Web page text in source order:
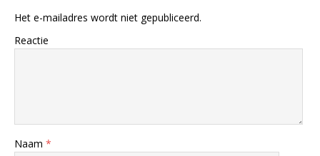
Het e-mailadres wordt niet gepubliceerd.
Reactie
Naam *